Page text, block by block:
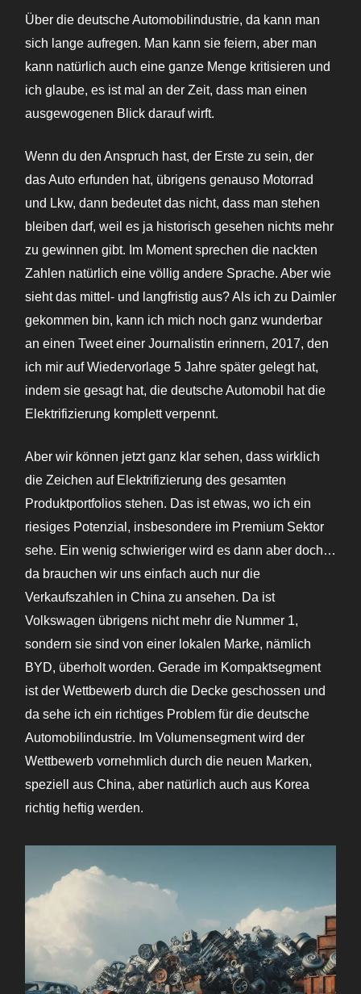
Über die deutsche Automobilindustrie, da kann man
sich lange aufregen. Man kann sie feiern, aber man
kann natürlich auch eine ganze Menge kritisieren und
ich glaube, es ist mal an der Zeit, dass man einen
ausgewogenen Blick darauf wirft.
Wenn du den Anspruch hast, der Erste zu sein, der
das Auto erfunden hat, übrigens genauso Motorrad
und Lkw, dann bedeutet das nicht, dass man stehen
bleiben darf, weil es ja historisch gesehen nichts mehr
zu gewinnen gibt. Im Moment sprechen die nackten
Zahlen natürlich eine völlig andere Sprache. Aber wie
sieht das mittel- und langfristig aus? Als ich zu Daimler
gekommen bin, kann ich mich noch ganz wunderbar
an einen Tweet einer Journalistin erinnern, 2017, den
ich mir auf Wiedervorlage 5 Jahre später gelegt hat,
indem sie gesagt hat, die deutsche Automobil hat die
Elektrifizierung komplett verpennt.
Aber wir können jetzt ganz klar sehen, dass wirklich
die Zeichen auf Elektrifizierung des gesamten
Produktportfolios stehen. Das ist etwas, wo ich ein
riesiges Potenzial, insbesondere im Premium Sektor
sehe. Ein wenig schwieriger wird es dann aber doch…
da brauchen wir uns einfach auch nur die
Verkaufszahlen in China zu ansehen. Da ist
Volkswagen übrigens nicht mehr die Nummer 1,
sondern sie sind von einer lokalen Marke, nämlich
BYD, überholt worden. Gerade im Kompaktsegment
ist der Wettbewerb durch die Decke geschossen und
da sehe ich ein richtiges Problem für die deutsche
Automobilindustrie. Im Volumensegment wird der
Wettbewerb vornehmlich durch die neuen Marken,
speziell aus China, aber natürlich auch aus Korea
richtig heftig werden.